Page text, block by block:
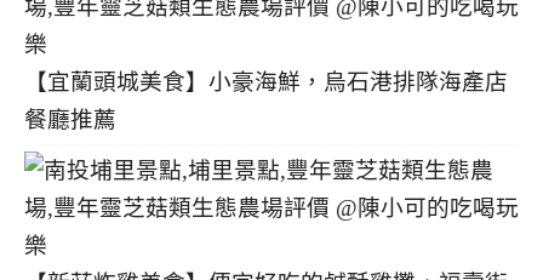
【宜蘭頭城美食】小豪海鮮，烏石港排隊海產店
餐廳推薦